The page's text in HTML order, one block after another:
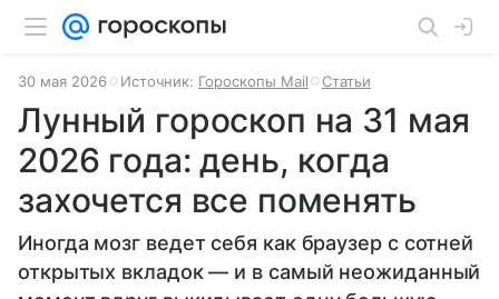
30 мая 2026 Источник: Гороскопы Mail Статьи
Лунный гороскоп на 31 мая
2026 года: день, когда
захочется все поменять
Иногда мозг ведет себя как браузер с сотней
открытых вкладок — и в самый неожиданный